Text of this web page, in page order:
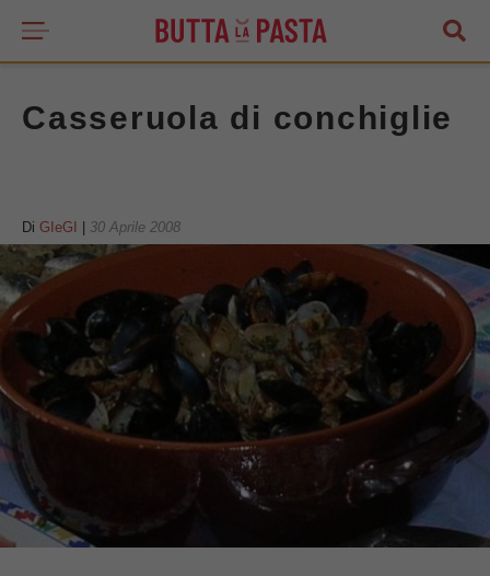
Casseruola di conchiglie
Di GIeGI 30 Aprile 2008